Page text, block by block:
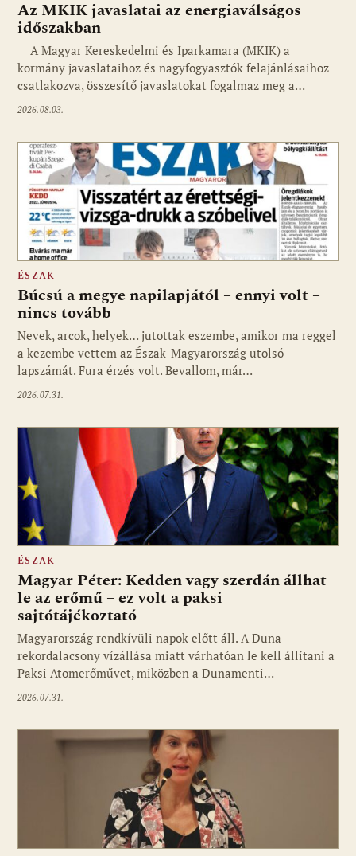
Az MKIK javaslatai az energiaválságos
időszakban
A Magyar Kereskedelmi és Iparkamara (MKIK) a
kormány javaslataihoz és nagyfogyasztók felajánlásaihoz
csatlakozva, összesítő javaslatokat fogalmaz meg a…
2026.08.03.
ÉSZAK
Búcsú a megye napilapjától – ennyi volt –
nincs tovább
Nevek, arcok, helyek… jutottak eszembe, amikor ma reggel
a kezembe vettem az Észak-Magyarország utolsó
lapszámát. Fura érzés volt. Bevallom, már…
2026.07.31.
ÉSZAK
Magyar Péter: Kedden vagy szerdán állhat
le az erőmű – ez volt a paksi
sajtótájékoztató
Magyarország rendkívüli napok előtt áll. A Duna
rekordalacsony vízállása miatt várhatóan le kell állítani a
Paksi Atomerőművet, miközben a Dunamenti…
2026.07.31.